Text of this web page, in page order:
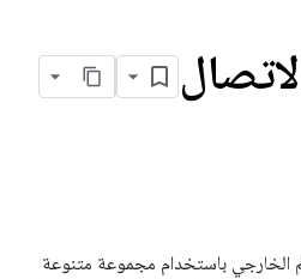
الخارجي باستخدام مجموعة متنوعة